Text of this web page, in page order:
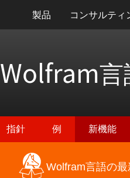
製品 コンサルティ
Wolfram言
指針 例 新機能
Wolfram言語の